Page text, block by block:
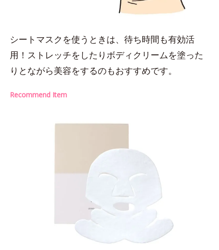
シートマスクを使うときは、待ち時間も有効活
用！ストレッチをしたりボディクリームを塗った
りとながら美容をするのもおすすめです。
Recommend Item